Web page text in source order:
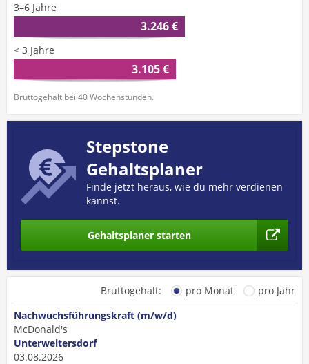
3–6 Jahre
3.246 €
< 3 Jahre
3.105 €
Bruttogehalt bei 40 Wochenstunden.
Stepstone
Gehaltsplaner
Finde jetzt heraus, wie du mehr verdienen
kannst.
Gehaltsplaner starten
Bruttogehalt: pro Monat
pro Jahr
Nachwuchsführungskraft (m/w/d)
McDonald's
Unterweitersdorf
03.08.2026